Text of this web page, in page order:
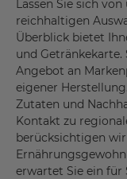
Lassen Sie sich
reichhaltigen
Überblick bietet
und
Angebot an
eigener
Zutaten und
Kontakt zu
berücksichtigen
erwartet Sie ein für